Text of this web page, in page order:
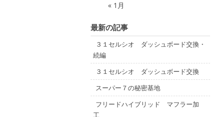
« 1月
最新の記事
３１セルシオ ダッシュボード交換・
続編
３１セルシオ ダッシュボード交換
スーパー７の秘密基地
フリードハイブリッド マフラー加
工